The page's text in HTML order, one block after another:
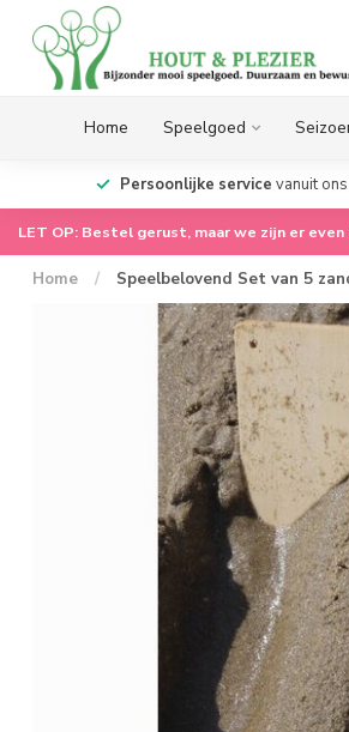
Home Speelgoed
Persoonlijke service vanuit
LET OP: Bestel gerust, maar we zijn er
Home / Speelbelovend Set van 5